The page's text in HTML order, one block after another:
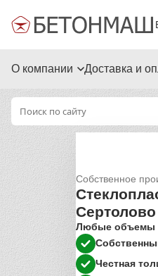
О компании Доставка и
Собственное
Сертолово
Любые объемы
Честная